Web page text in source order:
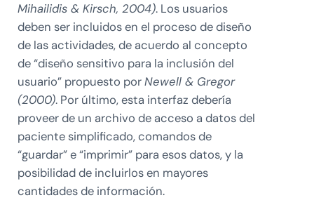
Mihailidis & Kirsch, 2004). Los usuarios
deben ser incluidos en el proceso de diseño
de las actividades, de acuerdo al concepto
de “diseño sensitivo para la inclusión del
usuario” propuesto porNewell & Gregor
(2000). Por último, esta interfaz debería
proveer de un archivo de acceso a datos del
paciente simplificado, comandos de
“guardar” e “imprimir” para esos datos, y la
posibilidad de incluirlos en mayores
cantidades de información.